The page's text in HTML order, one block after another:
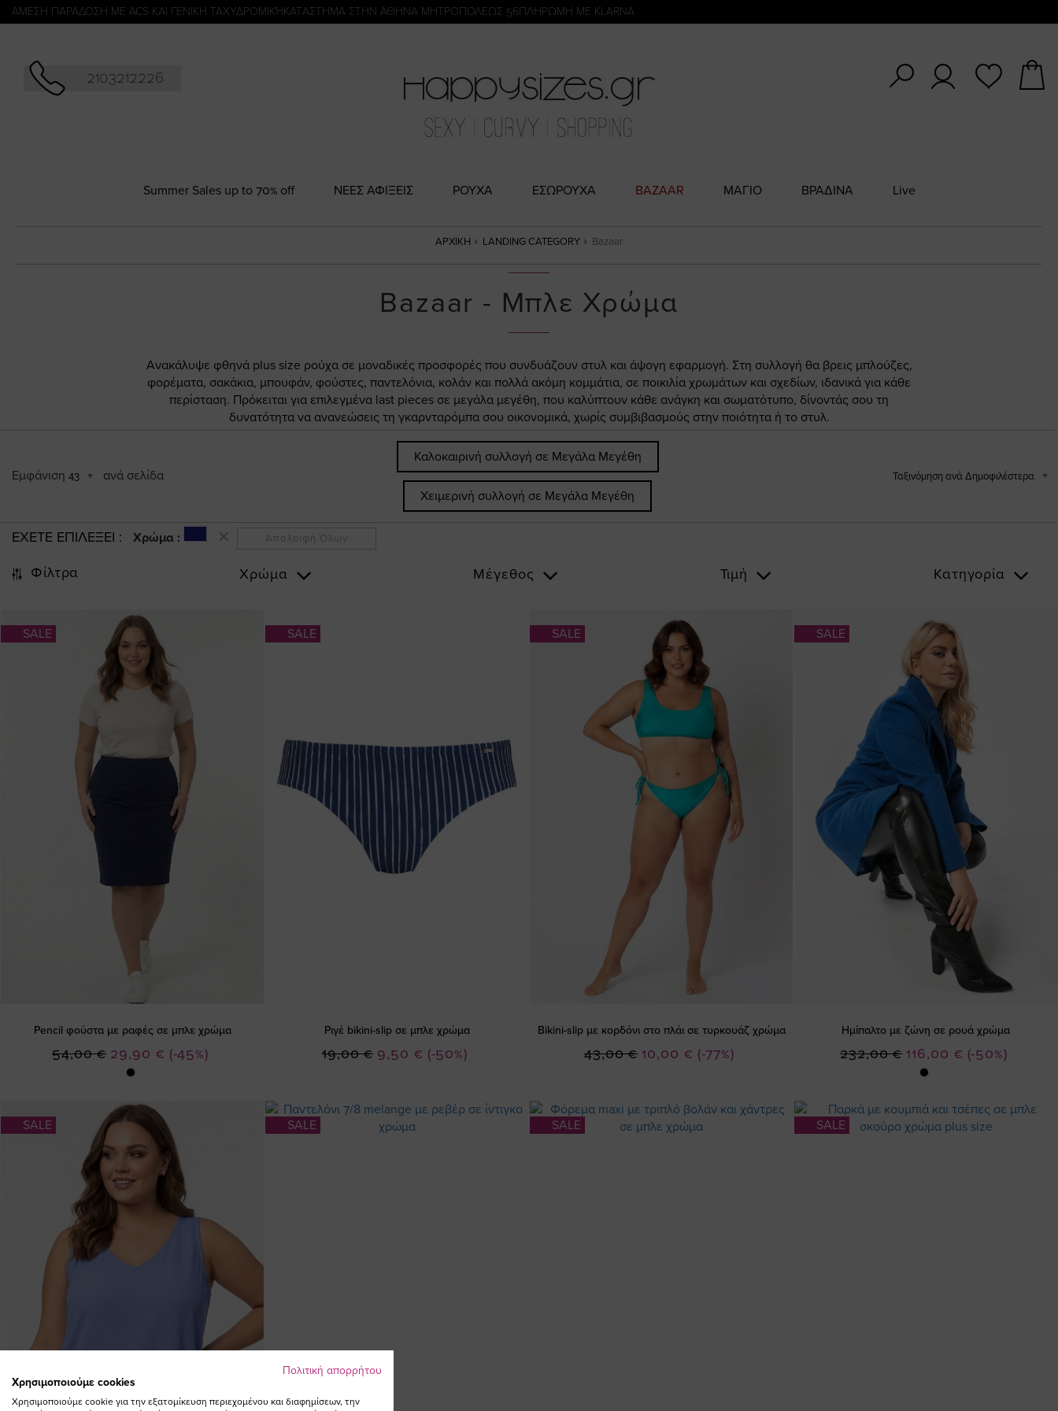
ΑΜΕΣΗ ΠΑΡΑΔΟΣΗ ΜΕ ACS ΚΑΙ ΓΕΝΙΚΗ ΤΑΧΥΔΡΟΜΙΚΉKATΑΣΤΗΜΑ ΣΤΗΝ ΑΘΗΝΑ ΜΗΤΡΟΠΟΛΕΩΣ 56ΠΛΗΡΩΜΗ ΜΕ KLARNA
2103212226
Summer Sales up to 70% off NΕΕΣ ΑΦΙΞΕΙΣ ΡΟΥΧΑ ΕΣΩΡΟΥΧΑ BAZAAR ΜΑΓΙΟ ΒΡΑΔΙΝΑ Live
ΑΡΧΙΚΉ LANDING CATEGORY Bazaar
Bazaar - Μπλε Χρώμα
Ανακάλυψε φθηνά plus size ρούχα σε μοναδικές προσφορές που συνδυάζουν στυλ και άψογη εφαρμογή. Στη συλλογή θα βρεις μπλούζες,
φορέματα, σακάκια, μπουφάν, φούστες, παντελόνια, κολάν και πολλά ακόμη κομμάτια, σε ποικιλία χρωμάτων και σχεδίων, ιδανικά για κάθε
περίσταση. Πρόκειται για επιλεγμένα last pieces σε μεγάλα μεγέθη, που καλύπτουν κάθε ανάγκη και σωματότυπο, δίνοντάς σου τη
δυνατότητα να ανανεώσεις τη γκαρνταρόμπα σου οικονομικά, χωρίς συμβιβασμούς στην ποιότητα ή το στυλ.
Εμφάνιση 43 ανά σελίδα
Καλοκαιρινή συλλογή σε Μεγάλα Μεγέθη
Χειμερινή συλλογή σε Μεγάλα Μεγέθη
Ταξινόμηση ανά Δημοφιλέστερα
ΕΧΕΤΕ ΕΠΙΛΕΞΕΙ Χρώμα : Απαλοιφή Όλων
Φίλτρα Χρώμα Μέγεθος Τιμή Κατηγορία
SALE
Pencil φούστα με ραφές σε μπλε χρώμα
(-45%)
Ειδική
Τιμή
29,90 €
54,00 €
SALE
Ριγέ bikini-slip σε μπλε χρώμα
(-50%)
Ειδική
9,50 €
19,00 €
SALE
Bikini-slip με κορδόνι στο πλάι σε τυρκουάζ χρώμα
(-77%)
Ειδική
10,00 €
43,00 €
SALE
Ημίπαλτο με ζώνη σε ρουά χρώμα
(-50%)
Ειδική
Τιμή
116,00 €
232,00 €
SALE SALE SALE SALE
Αναζήτηση
Πολιτική απορρήτου
Χρησιμοποιούμε cookies
Χρησιμοποιούμε cookie για την εξατομίκευση περιεχομένου και διαφημίσεων, την